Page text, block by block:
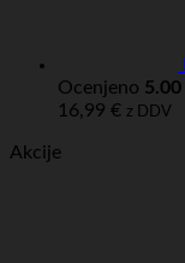
Ocenjeno 5.00
16,99 € z DDV
Akcije